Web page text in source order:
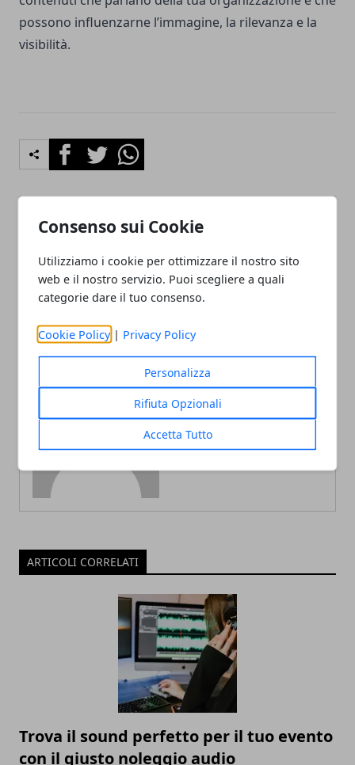
Consenso sui Cookie
Utilizziamo i cookie per ottimizzare il nostro sito
web e il nostro servizio. Puoi scegliere a quali
categorie dare il tuo consenso.
Cookie Policy | Privacy Policy
Personalizza
Rifiuta Opzionali
Accetta Tutto
possono influenzarne l’immagine, la rilevanza e la
visibilità.
FacebookTwitterWhatsapp
Articolo Precedente
Offerte internet telefonia
incidono in fase di scelta
5 consigli per perfezionare
Redazione
ARTICOLI CORRELATI
Trova il sound perfetto per il tuo evento
con il giusto noleggio audio